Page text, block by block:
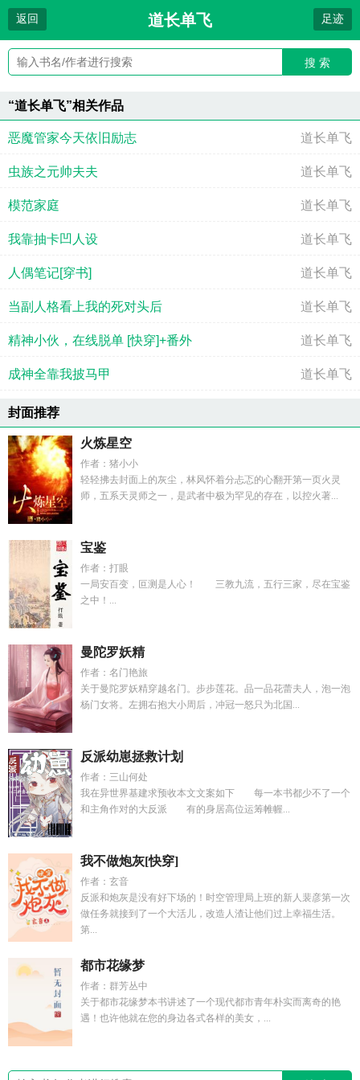
返回 道长单飞 足迹
搜 索
“道长单飞”相关作品
恶魔管家今天依旧励志 道长单飞
虫族之元帅夫夫 道长单飞
模范家庭 道长单飞
我靠抽卡凹人设 道长单飞
人偶笔记[穿书] 道长单飞
当副人格看上我的死对头后 道长单飞
精神小伙，在线脱单 [快穿]+番外 道长单飞
成神全靠我披马甲 道长单飞
封面推荐
火炼星空
作者：猪小小
轻轻拂去封面上的灰尘，林风怀着分忐忑的心翻开第一页火灵
师，五系天灵师之一，是武者中极为罕见的存在，以控火著...
宝鉴
作者：打眼
一局安百变，叵测是人心！ 三教九流，五行三家，尽在宝鉴
之中！...
曼陀罗妖精
作者：名门艳旅
关于曼陀罗妖精穿越名门。步步莲花。品一品花蕾夫人，泡一泡
杨门女将。左拥右抱大小周后，冲冠一怒只为北国...
反派幼崽拯救计划
作者：三山何处
我在异世界基建求预收本文文案如下 每一本书都少不了一个
和主角作对的大反派 有的身居高位运筹帷幄...
我不做炮灰[快穿]
作者：玄音
反派和炮灰是没有好下场的！时空管理局上班的新人裴彦第一次
做任务就接到了一个大活儿，改造人渣让他们过上幸福生活。
第...
都市花缘梦
作者：群芳丛中
关于都市花缘梦本书讲述了一个现代都市青年朴实而离奇的艳
遇！也许他就在您的身边各式各样的美女，...